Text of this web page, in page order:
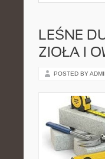
LEŚNE
ZIOŁA I
POSTED BY